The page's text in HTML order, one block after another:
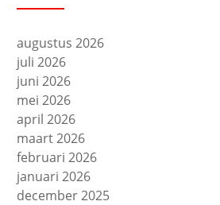
augustus 2026
juli 2026
juni 2026
mei 2026
april 2026
maart 2026
februari 2026
januari 2026
december 2025